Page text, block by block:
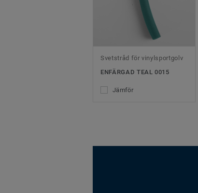
Svetstråd för vinylsportgolv
ENFÄRGAD TEAL 0015
Jämför